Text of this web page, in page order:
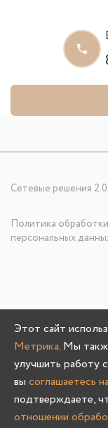
Сетевые решения 2.0
Политика обработки
персональных
ООО «УЮТНО И
603107,
кт Гагарина, д. 178/1
Этот сайт
Метрика. Мы
улучшить работу
вы соглашаетесь
подтверждаете,
отношении